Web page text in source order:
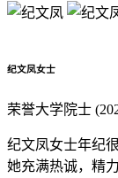
纪文凤女士
荣誉大学院士
纪文凤女士年纪
她充满热诚，精